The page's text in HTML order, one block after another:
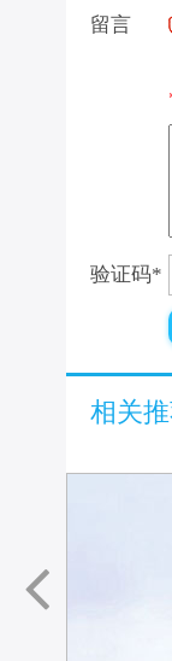
留言
验证码*
相关